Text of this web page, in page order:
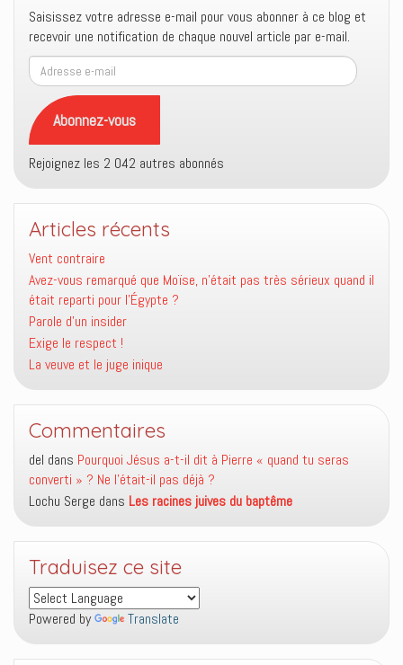
Saisissez votre adresse e-mail pour vous abonner à ce blog et
recevoir une notification de chaque nouvel article par e-mail.
Adresse
e-
mail
Abonnez-vous
Rejoignez les 2 042 autres abonnés
Articles récents
Vent contraire
Avez-vous remarqué que Moïse, n’était pas très sérieux quand il
était reparti pour l’Égypte ?
Parole d’un insider
Exige le respect !
La veuve et le juge inique
Commentaires
del dans Pourquoi Jésus a-t-il dit à Pierre « quand tu seras
converti » ? Ne l’était-il pas déjà ?
Lochu Serge dans Les racines juives du baptême
Traduisez ce site
Powered by Translate